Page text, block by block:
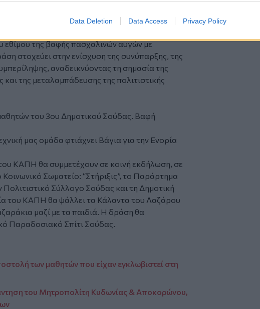
Data Deletion Data Access Privacy Policy
με τη συμμετοχή παιδιών από το Κέντρο
Κρήτης – Παράρτημα ΑμεΑ Χανίων, με
εθίμου της βαφής πασχαλινών αυγών με
στοχεύει στην ενίσχυση της συνύπαρξης, της
αναδεικνύοντας τη σημασία της
της μεταλαμπάδευσης της πολιτιστικής
του 3ου Δημοτικού Σούδας. Βαφή
μας ομάδα φτιάχνει Βάγια για την Ενορία
ΚΑΠΗ θα συμμετέχουν σε κοινή εκδήλωση, σε
Σωματείο: “Στήριξις”, το Παράρτημα
Σύλλογο Σούδας και τη Δημοτική
του ΚΑΠΗ θα ψάλλει τα Κάλαντα του Λαζάρου
μαζί με τα παιδιά. Η δράση θα
Παραδοσιακό Σπίτι Σούδας.
των μαθητών που είχαν εγκλωβιστεί στη
του Μητροπολίτη Κυδωνίας & Αποκορώνου,